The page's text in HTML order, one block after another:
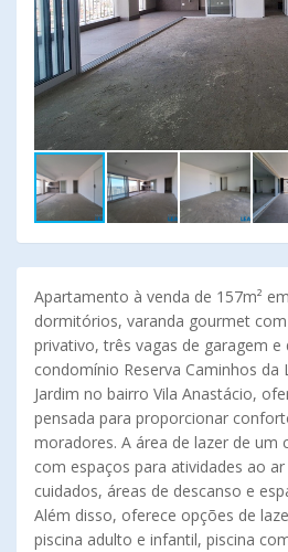
Apartamento à venda de 157m²
dormitórios, varanda gourmet
privativo, três vagas de garagem
condomínio Reserva Caminhos da
Jardim no bairro Vila Anastácio,
pensada para proporcionar
moradores. A área de lazer de um
com espaços para atividades ao
cuidados, áreas de descanso e
Além disso, oferece opções de
piscina adulto e infantil, piscina